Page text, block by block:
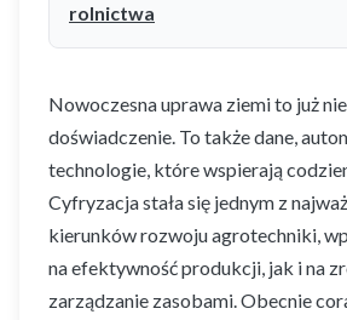
rolnictwa
Nowoczesna uprawa ziemi to już
doświadczenie. To także dane,
technologie, które wspierają
Cyfryzacja stała się jednym z
kierunków rozwoju agrotechniki,
na efektywność produkcji, jak i na
zarządzanie zasobami. Obecnie